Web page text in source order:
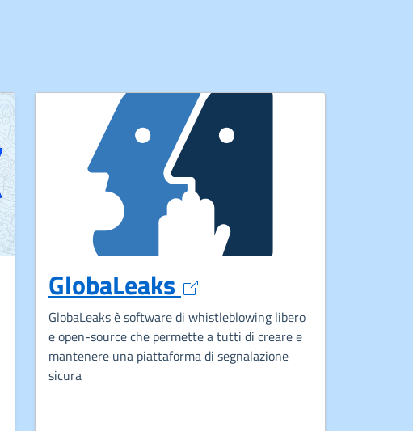
in un nuovo tab
GlobaLeaks Apre in un nuovo tab
GlobaLeaks è software di whistleblowing libero
e open-source che permette a tutti di creare e
mantenere una piattaforma di segnalazione
sicura